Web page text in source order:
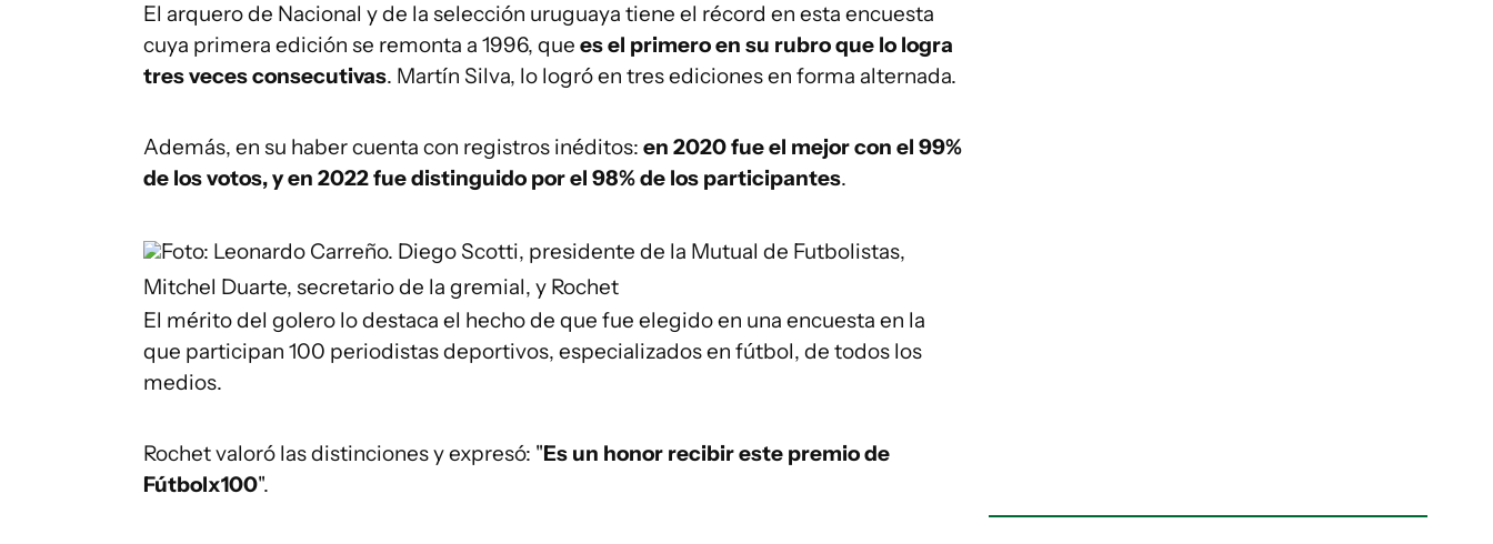
El arquero de Nacional y de la selección uruguaya tiene el récord en esta encuesta
cuya primera edición se remonta a 1996, que es el primero en su rubro que lo logra
tres veces consecutivas. Martín Silva, lo logró en tres ediciones en forma alternada.
Además, en su haber cuenta con registros inéditos: en 2020 fue el mejor con el 99%
de los votos, y en 2022 fue distinguido por el 98% de los participantes.
Foto: Leonardo Carreño. Diego Scotti, presidente de la Mutual de Futbolistas,
Mitchel Duarte, secretario de la gremial, y Rochet
El mérito del golero lo destaca el hecho de que fue elegido en una encuesta en la
que participan 100 periodistas deportivos, especializados en fútbol, de todos los
medios.
Rochet valoró las distinciones y expresó: "Es un honor recibir este premio de
Fútbolx100".